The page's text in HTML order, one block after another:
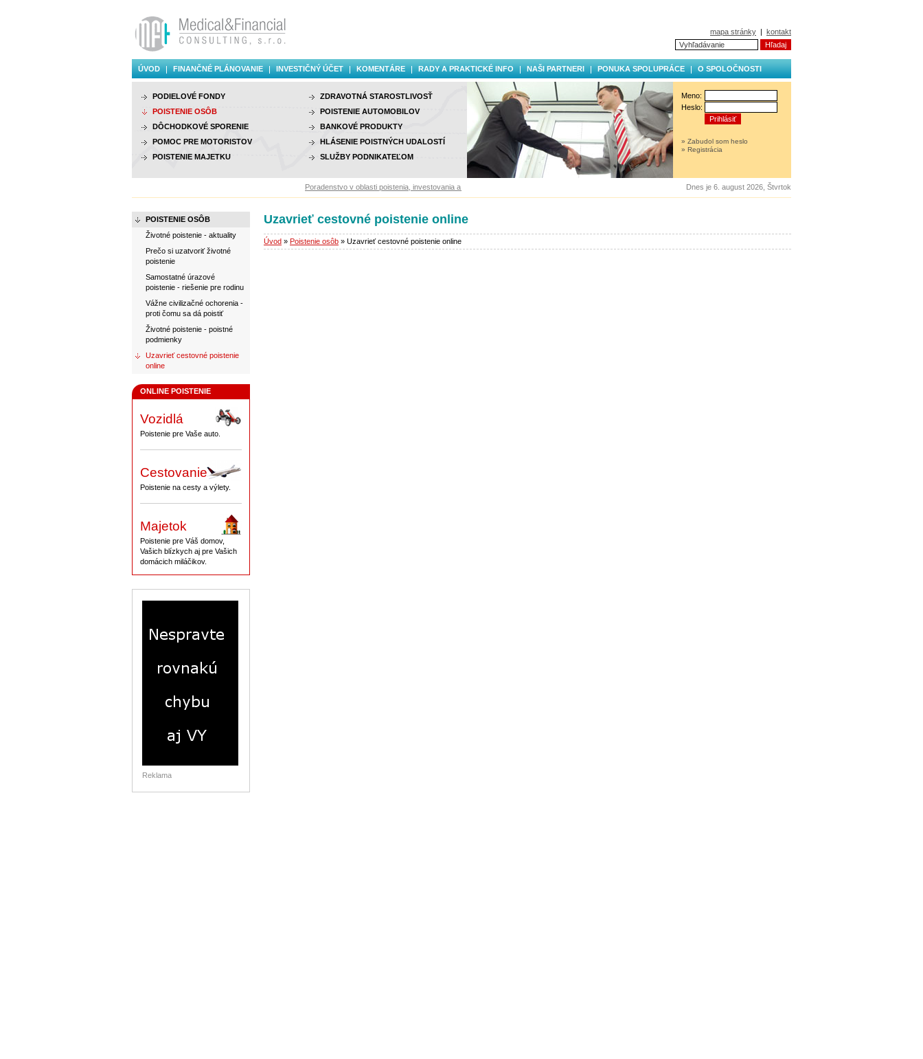
mapa stránky | kontakt
ÚVOD FINANČNÉ PLÁNOVANIE INVESTIČNÝ ÚČET KOMENTÁRE RADY A PRAKTICKÉ INFO NAŠI PARTNERI PONUKA SPOLUPRÁCE O SPOLOČNOSTI
PODIELOVÉ FONDY
POISTENIE OSÔB
DÔCHODKOVÉ SPORENIE
POMOC PRE MOTORISTOV
POISTENIE MAJETKU
ZDRAVOTNÁ STAROSTLIVOSŤ
POISTENIE AUTOMOBILOV
BANKOVÉ PRODUKTY
HLÁSENIE POISTNÝCH UDALOSTÍ
SLUŽBY PODNIKATEĽOM
Meno:
Heslo:
» Zabudol som heslo
» Registrácia
Poradenstvo v oblasti poistenia, investovania a finančných služieb. Dnes je 6. august 2026, Štvrtok
POISTENIE OSÔB
Životné poistenie - aktuality
Prečo si uzatvoriť životné
poistenie
Samostatné úrazové
poistenie - riešenie pre rodinu
Vážne civilizačné ochorenia -
proti čomu sa dá poistiť
Životné poistenie - poistné
podmienky
Uzavrieť cestovné poistenie
online
ONLINE POISTENIE
Vozidlá
Poistenie pre Vaše auto.
Cestovanie
Poistenie na cesty a výlety.
Majetok
Poistenie pre Váš domov,
Vašich blízkych aj pre Vašich
domácich miláčikov.
Reklama
Uzavrieť cestovné poistenie online
Úvod » Poistenie osôb » Uzavrieť cestovné poistenie online